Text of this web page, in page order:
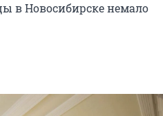
в Новосибирске немало